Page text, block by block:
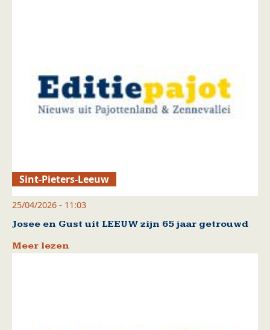
Sint-Pieters-Leeuw
25/04/2026 - 11:03
Josee en Gust uit LEEUW zijn 65 jaar getrouwd
Meer lezen